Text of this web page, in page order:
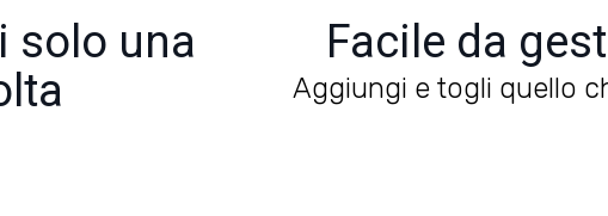
solo una
Facile da
Aggiungi e togli quello